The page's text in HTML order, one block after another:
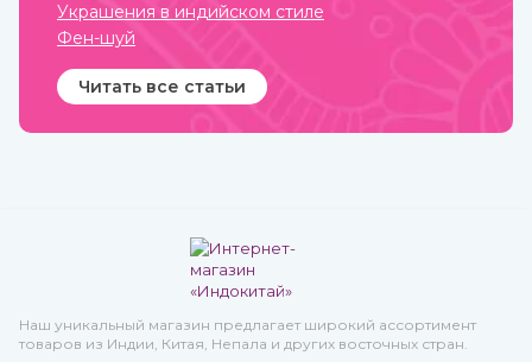
Украшения в индийском стиле
Фен-шуй
Читать все статьи
Наш уникальный магазин предлагает широкий ассортимент
товаров из Индии, Китая, Непала и других восточных стран.